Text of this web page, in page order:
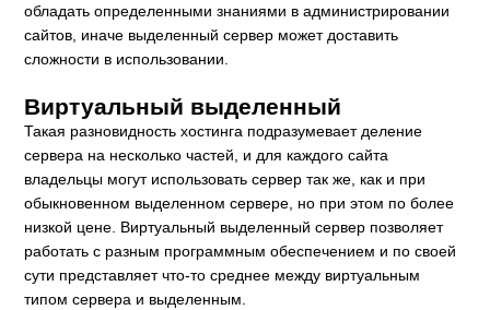
обладать определенными знаниями в администрировании
сайтов, иначе выделенный сервер может доставить
сложности в использовании.
Виртуальный выделенный
Такая разновидность хостинга подразумевает деление
сервера на несколько частей, и для каждого сайта
владельцы могут использовать сервер так же, как и при
обыкновенном выделенном сервере, но при этом по более
низкой цене. Виртуальный выделенный сервер позволяет
работать с разным программным обеспечением и по своей
сути представляет что-то среднее между виртуальным
типом сервера и выделенным.